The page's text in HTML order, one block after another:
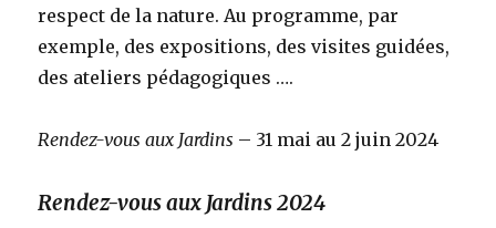
respect de la nature. Au programme, par
exemple, des expositions, des visites guidées,
des ateliers pédagogiques ….
Rendez-vous aux Jardins – 31 mai au 2 juin 2024
Rendez-vous aux Jardins 2024